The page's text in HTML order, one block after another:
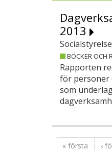
2013
BÖCKER OCH
Rapporten
för personer
som
« första ‹